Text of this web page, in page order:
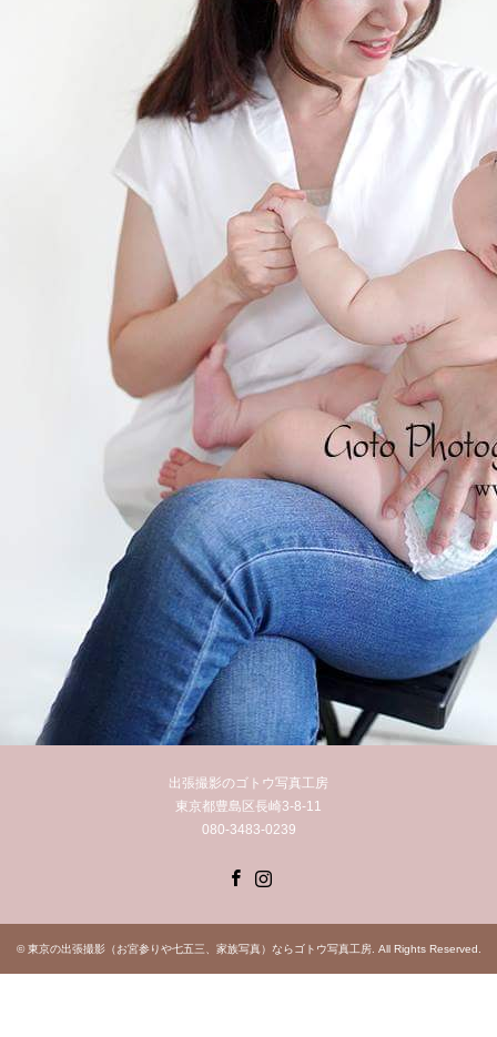
出張撮影のゴトウ写真工房
東京都豊島区長崎3-8-11
080-3483-0239
©東京の出張撮影（お宮参りや七五三、家族写真）ならゴトウ写真工房. All Rights Reserved.